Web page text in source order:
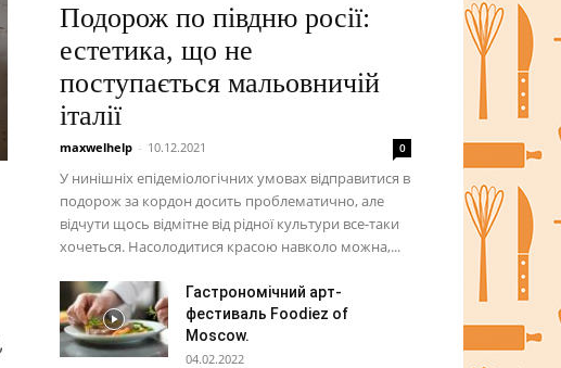
Подорож по півдню росії:
естетика, що не
поступається мальовничій
італії
maxwelhelp - 10.12.2021 0
У нинішніх епідеміологічних умовах відправитися в
подорож за кордон досить проблематично, але
відчути щось відмітне від рідної культури все-таки
хочеться. Насолодитися красою навколо можна,...
Гастрономічний арт-
фестиваль Foodiez of
Moscow.
04.02.2022